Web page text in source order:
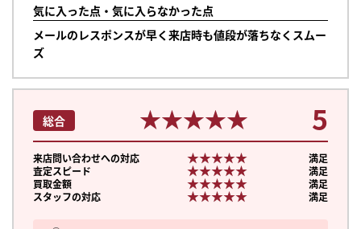
気に入った点・気に入らなかった点
メールのレスポンスが早く来店時も値段が落ちなくスムー
ズ
総合 ★★★★★
★★★★★ 5
来店問い合わせへの対応 ★★★★★
★★★★★
満足
査定スピード
★★★★★
★★★★★
満足
買取金額
★★★★★
★★★★★
満足
スタッフの対応
★★★★★
★★★★★ 満足